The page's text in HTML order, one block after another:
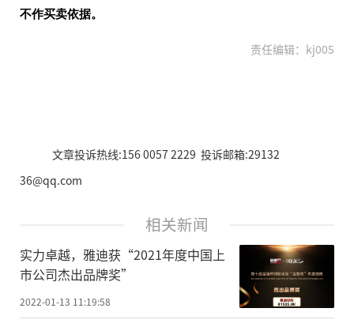
不作买卖依据。
责任编辑：kj005
文章投诉热线:156 0057 2229 投诉邮箱:29132
36@qq.com
相关新闻
实力卓越，雅迪获“2021年度中国上
市公司杰出品牌奖”
2022-01-13 11:19:58